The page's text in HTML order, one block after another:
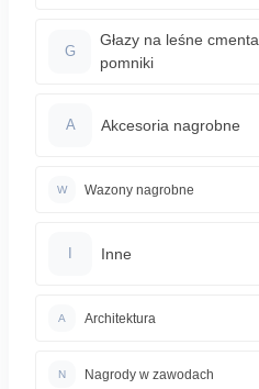
G
Głazy na leśne
pomniki
A Akcesoria nagrobne
W Wazony nagrobne
Inne
A Architektura
N Nagrody w zawodach